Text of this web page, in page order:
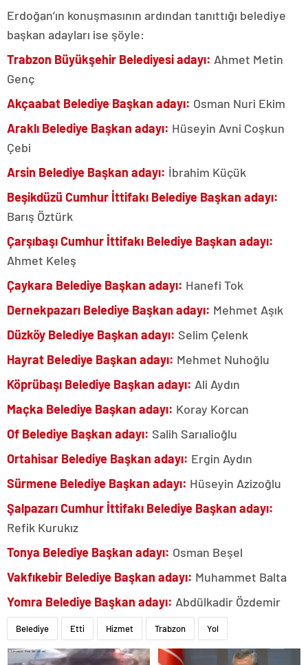
Erdoğan’ın konuşmasının ardından tanıttığı belediye
başkan adayları ise şöyle:
Trabzon Büyükşehir Belediyesi adayı: Ahmet Metin
Genç
Akçaabat Belediye Başkan adayı: Osman Nuri Ekim
Araklı Belediye Başkan adayı: Hüseyin Avni Coşkun
Çebi
Arsin Belediye Başkan adayı: İbrahim Küçük
Beşikdüzü Cumhur İttifakı Belediye Başkan adayı:
Barış Öztürk
Çarşıbaşı Cumhur İttifakı Belediye Başkan adayı:
Ahmet Keleş
Çaykara Belediye Başkan adayı: Hanefi Tok
Dernekpazarı Belediye Başkan adayı: Mehmet Aşık
Düzköy Belediye Başkan adayı: Selim Çelenk
Hayrat Belediye Başkan adayı: Mehmet Nuhoğlu
Köprübaşı Belediye Başkan adayı: Ali Aydın
Maçka Belediye Başkan adayı: Koray Korcan
Of Belediye Başkan adayı: Salih Sarıalioğlu
Ortahisar Belediye Başkan adayı: Ergin Aydın
Sürmene Belediye Başkan adayı: Hüseyin Azizoğlu
Şalpazarı Cumhur İttifakı Belediye Başkan adayı:
Refik Kurukız
Tonya Belediye Başkan adayı: Osman Beşel
Vakfıkebir Belediye Başkan adayı: Muhammet Balta
Yomra Belediye Başkan adayı: Abdülkadir Özdemir
Belediye Etti Hizmet Trabzon Yol